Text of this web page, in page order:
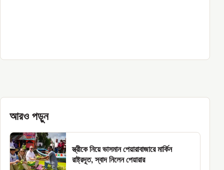
আরও পড়ুন
স্ত্রীকে নিয়ে ভাসমান পেয়ারাবাজারে মার্কিন
রাষ্ট্রদূত, স্বাদ নিলেন পেয়ারার